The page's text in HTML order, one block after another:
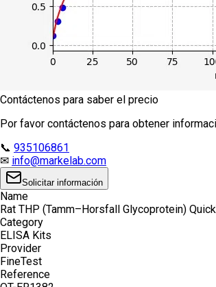
Contáctenos para saber el precio
Por favor contáctenos para obtener
📞 935106861
✉ info@markelab.com
Solicitar información
Name
Rat THP (Tamm–Horsfall Glycoprotein)
Category
ELISA Kits
Provider
FineTest
Reference